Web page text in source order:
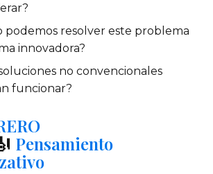
podemos resolver este problema
innovadora?
no convencionales
funcionar?
Pensamiento